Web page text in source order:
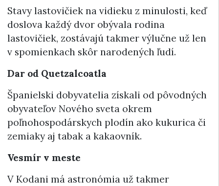
Stavy lastovičiek na vidieku z minulosti, keď
doslova každý dvor obývala rodina
lastovičiek, zostávajú takmer výlučne už len
v spomienkach skôr narodených ľudí.
Dar od Quetzalcoatla
Španielski dobyvatelia získali od pôvodných
obyvateľov Nového sveta okrem
poľnohospodárskych plodín ako kukurica či
zemiaky aj tabak a kakaovník.
Vesmír v meste
V Kodani má astronómia už takmer